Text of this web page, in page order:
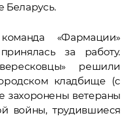
Беларусь.
«Фармации»
за работу.
решили
кладбище (с
захоронены ветераны
войны, трудившиеся